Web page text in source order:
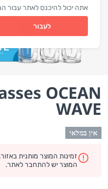
אתה יכול להיכנס לאתר עבור
לעבור
OCEAN
WAVE
אין במלאי
זמינות המוצר מותנית
המוצר יש להתחבר לאתר.